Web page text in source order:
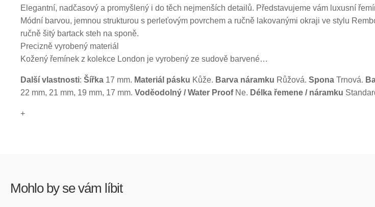
Elegantní, nadčasový a promyšlený i do těch nejmenších detailů. Představujeme vám luxusní
Módní barvou, jemnou strukturou s perleťovým povrchem a ručně lakovanými okraji ve stylu
ručně šitý bartack steh na sponě.
Precizně vyrobený materiál
Kožený řemínek z kolekce London je vyrobený ze sudově barvené…
Další vlastnosti: Šířka 17 mm. Materiál pásku Kůže. Barva náramku Růžová. Spona Trnová.
22 mm, 21 mm, 19 mm, 17 mm. Voděodolný / Water ProofNe. Délka řemene / náramku
+
Mohlo by se vám líbit